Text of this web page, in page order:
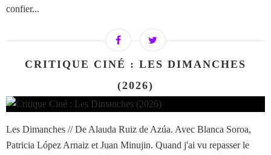
confier...
CRITIQUE CINÉ : LES DIMANCHES
(2026)
Les Dimanches // De Alauda Ruiz de Azúa. Avec Blanca Soroa,
Patricia López Arnaiz et Juan Minujin. Quand j'ai vu repasser le